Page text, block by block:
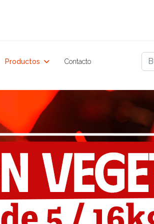
Productos Contacto